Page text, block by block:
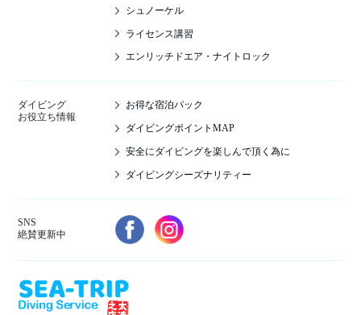
シュノーケル
ライセンス講習
エンリッチドエア・ナイトロック
ダイビング
お役立ち情報
お得な宿泊パック
ダイビングポイントMAP
安全にダイビングを楽しんで頂く為に
ダイビングシーズナリティー
SNS
絶賛更新中